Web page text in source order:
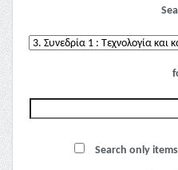
Search only